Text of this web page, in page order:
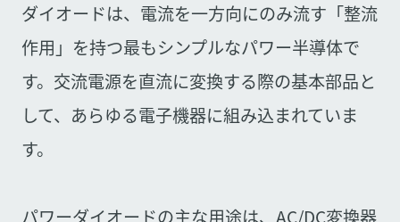
ダイオードは、電流を一方向にのみ流す「整流
作用」を持つ最もシンプルなパワー半導体で
す。交流電源を直流に変換する際の基本部品と
して、あらゆる電子機器に組み込まれていま
す。
パワーダイオードの主な用途は、AC/DC変換器